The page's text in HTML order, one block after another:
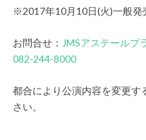
※2017年10月10日(火)一般発
お問合せ： JMSアステールプ
082-244-8000
都合により公演内容を変更す
さい。